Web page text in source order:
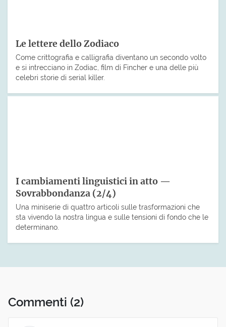
Le lettere dello Zodiaco
Come crittografia e calligrafia diventano un secondo volto
e si intrecciano in Zodiac, film di Fincher e una delle più
celebri storie di serial killer.
I cambiamenti linguistici in atto —
Sovrabbondanza (2/4)
Una miniserie di quattro articoli sulle trasformazioni che
sta vivendo la nostra lingua e sulle tensioni di fondo che le
determinano.
Commenti (2)